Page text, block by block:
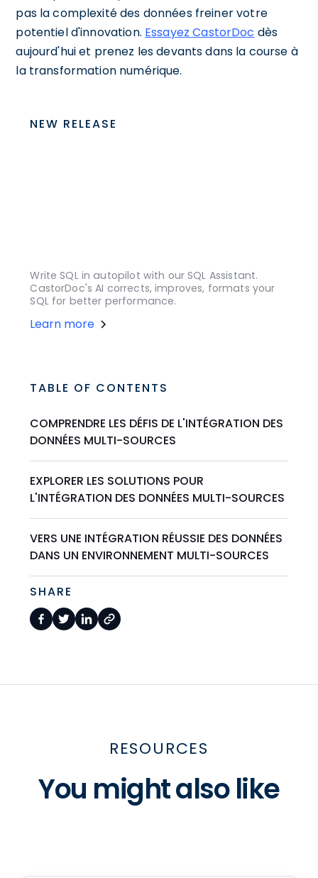
pas la complexité des données freiner votre
potentiel d'innovation. Essayez CastorDoc dès
aujourd'hui et prenez les devants dans la course à
la transformation numérique.
NEW RELEASE
Write SQL in autopilot with our SQL Assistant.
CastorDoc's AI corrects, improves, formats your
SQL for better performance.
Learn more
TABLE OF CONTENTS
COMPRENDRE LES DÉFIS DE L'INTÉGRATION DES
DONNÉES MULTI-SOURCES
EXPLORER LES SOLUTIONS POUR
L'INTÉGRATION DES DONNÉES MULTI-SOURCES
VERS UNE INTÉGRATION RÉUSSIE DES DONNÉES
DANS UN ENVIRONNEMENT MULTI-SOURCES
SHARE
RESOURCES
You might also like